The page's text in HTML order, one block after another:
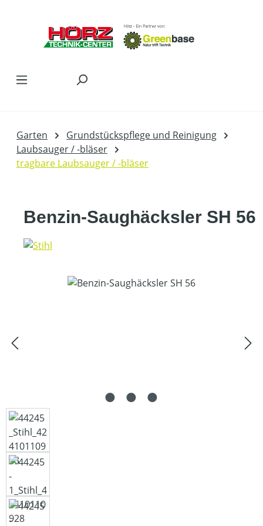
Garten
Grundstückspflege und Reinigung
Laubsauger / -bläser
tragbare Laubsauger / -bläser
Benzin-Saughäcksler SH 56
Bildergalerie überspringen